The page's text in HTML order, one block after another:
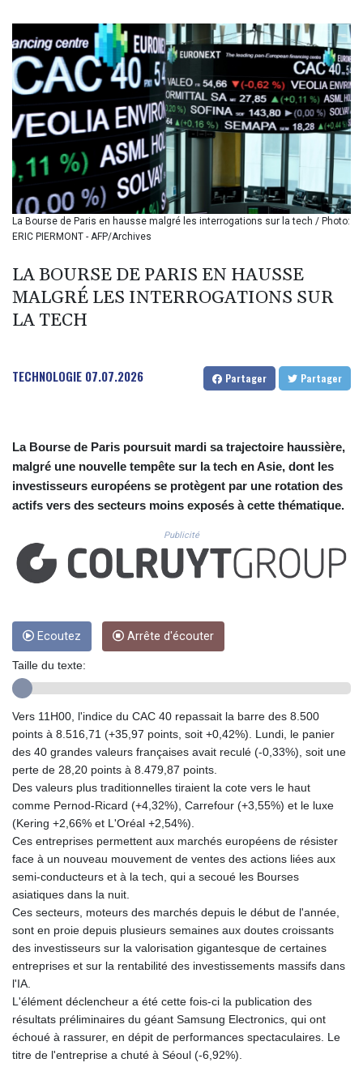
BMD 1.156149
BND 1.48134
BOB 13.739681
BRL 5.892665
BSD 1.156009
BTN 110.002458
BWP 15.603659
BYN 3.442252
BYR 22660.520413
BZD 2.324924
CAD 1.611493
CDF 2615.791646
CLP 1056.362238
CNY 7.801236
CUC 1.156149
CUP 30.637949
DKK 7.476127
DOP 67.346134
DZD 153.688915
EGP 57.556612
FJD 2.553413
FKP 0.859298
GGP 0.859298
GHS 13.596763
GMD 84.981404
GTQ 8.820244
GYD 241.852202
HKD 9.070596
HNL 30.984681
HRK 7.533703
HTG 151.152612
HUF 363.337748
IDR 20582.920659
ILS 3.468274
IMP 0.859298
IQD 1514.334158
IRR
1590340.758301
ISK 142.611425
JMD 183.585438
JOD 0.819755
JPY 182.105612
KES 147.605987
La Bourse de Paris en hausse malgré les interrogations sur la tech / Photo:
ERIC PIERMONT - AFP/Archives
LA BOURSE DE PARIS EN HAUSSE
MALGRÉ LES INTERROGATIONS SUR
LA TECH
TECHNOLOGIE 07.07.2026 Partager Partager
La Bourse de Paris poursuit mardi sa trajectoire haussière,
malgré une nouvelle tempête sur la tech en Asie, dont les
investisseurs européens se protègent par une rotation des
actifs vers des secteurs moins exposés à cette thématique.
Publicité
Ecoutez Arrête d'écouter
Taille du texte:
Vers 11H00, l'indice du CAC 40 repassait la barre des 8.500
points à 8.516,71 (+35,97 points, soit +0,42%). Lundi, le panier
des 40 grandes valeurs françaises avait reculé (-0,33%), soit une
perte de 28,20 points à 8.479,87 points.
Des valeurs plus traditionnelles tiraient la cote vers le haut
comme Pernod-Ricard (+4,32%), Carrefour (+3,55%) et le luxe
(Kering +2,66% et L'Oréal +2,54%).
Ces entreprises permettent aux marchés européens de résister
face à un nouveau mouvement de ventes des actions liées aux
semi-conducteurs et à la tech, qui a secoué les Bourses
asiatiques dans la nuit.
Ces secteurs, moteurs des marchés depuis le début de l'année,
sont en proie depuis plusieurs semaines aux doutes croissants
des investisseurs sur la valorisation gigantesque de certaines
entreprises et sur la rentabilité des investissements massifs dans
l'IA.
L'élément déclencheur a été cette fois-ci la publication des
résultats préliminaires du géant Samsung Electronics, qui ont
échoué à rassurer, en dépit de performances spectaculaires. Le
titre de l'entreprise a chuté à Séoul (-6,92%).